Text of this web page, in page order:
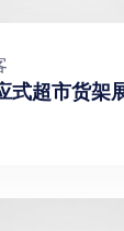
式超市货架